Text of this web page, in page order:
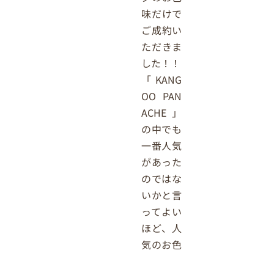
味だけで
ご成約い
ただきま
した ！！
「KANG
OO PAN
ACHE」
の中でも
一番人気
があった
のではな
いかと言
ってよい
ほど、人
気のお色